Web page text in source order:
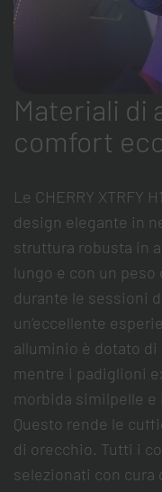
Materiali di
comfort
Le CHERRY XTRFY
design elegante in
struttura robusta in
lungo e con un
durante le sessioni
un’eccellente
alluminio è dotato di
mentre i padiglioni
morbida similpelle
Questo rende le
di orecchio. Tutti i
selezionati con cura